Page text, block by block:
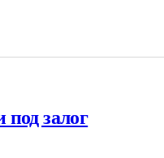
залог